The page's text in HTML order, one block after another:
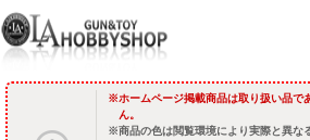
ホームページ掲載商品は取り扱い品で
ん。
商品の色は閲覧環境により実際と異な